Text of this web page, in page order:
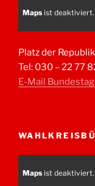
Maps ist deaktiviert.
Platz der
Tel: 030 – 22 77
E-Mail
Maps ist deaktiviert.